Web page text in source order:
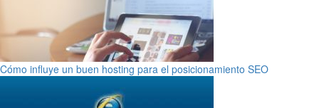
Cómo influye un buen hosting para el posicionamiento SEO